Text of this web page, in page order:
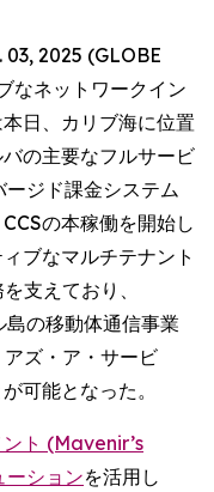
03, 2025 (GLOBE
なネットワークイン
日、カリブ海に位置
の主要なフルサービ
ジド課金システム
の本稼働を開始し
ブなマルチテナント
支えており、
の移動体通信事業
ズ・ア・サービ
可能となった。
ト (Mavenir’s
ションを活用し